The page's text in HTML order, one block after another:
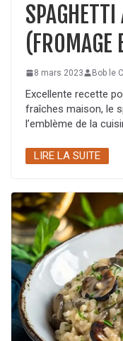
SPAGHETTI
(FROMAGE
8 mars 2023 Bob le
Excellente recette
fraîches maison, le
l’emblème de la
LIRE LA SUITE